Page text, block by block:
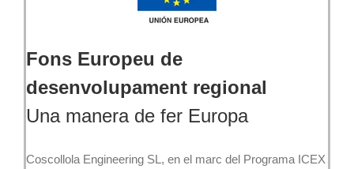
Fons Europeu de
desenvolupament regional
Una manera de fer Europa
Coscollola Engineering SL, en el marc del Programa ICEX